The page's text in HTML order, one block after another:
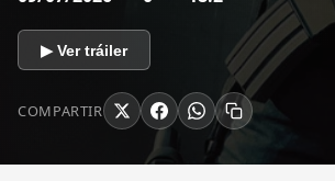
▶ Ver tráiler
COMPARTIR